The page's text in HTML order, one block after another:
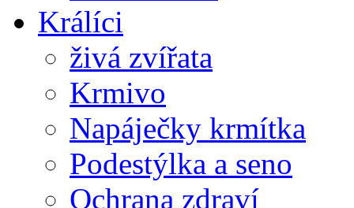
Králíci
živá zvířata
Krmivo
Napáječky krmítka
Podestýlka a seno
Ochrana zdraví